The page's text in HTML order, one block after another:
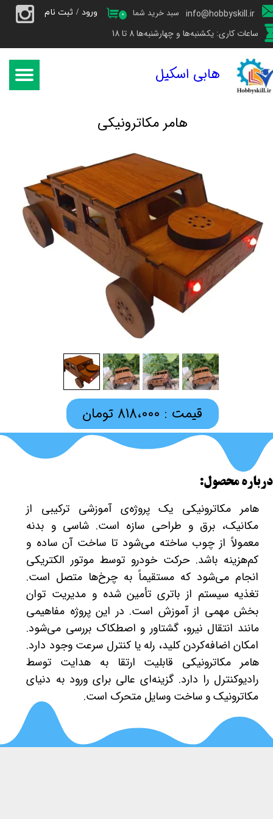
info@hobbyskill.ir
ساعات کاری: یکشنبه‌ها و چهارشنبه‌ها 8 تا 18
۰ سبد خرید شما ورود / ثبت نام
حساب کاربری من
سفارشات
هابی اسکیل
​هامر مکاترونیکی
قیمت : 818،000 تومان
هامر مکاترونیکی یک پروژه‌ی آموزشی ترکیبی از
مکانیک، برق و طراحی سازه است. شاسی و بدنه
معمولاً از چوب ساخته می‌شود تا ساخت آن ساده و
کم‌هزینه باشد. حرکت خودرو توسط موتور الکتریکی
انجام می‌شود که مستقیماً به چرخ‌ها متصل است.
تغذیه سیستم از باتری تأمین شده و مدیریت توان
بخش مهمی از آموزش است. در این پروژه مفاهیمی
مانند انتقال نیرو، گشتاور و اصطکاک بررسی می‌شود.
امکان اضافه‌کردن کلید، رله یا کنترل سرعت وجود دارد.
هامر مکاترونیکی قابلیت ارتقا به هدایت توسط
رادیوکنترل را دارد. گزینه‌ای عالی برای ورود به دنیای
مکاترونیک و ساخت وسایل متحرک است.
درباره محصول: